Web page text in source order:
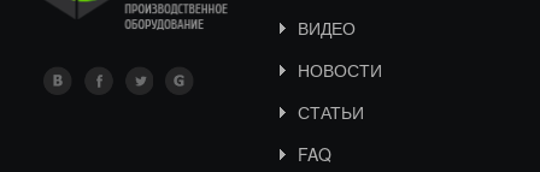
ВИДЕО
НОВОСТИ
СТАТЬИ
FAQ